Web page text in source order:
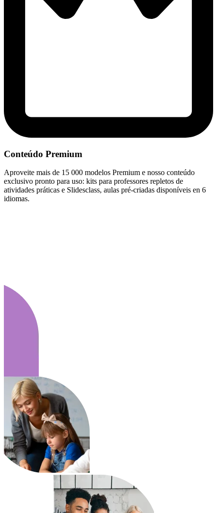
Conteúdo Premium
Aproveite mais de 15 000 modelos Premium e nosso conteúdo
exclusivo pronto para uso: kits para professores repletos de
atividades práticas e Slidesclass, aulas pré-criadas disponíveis en 6
idiomas.